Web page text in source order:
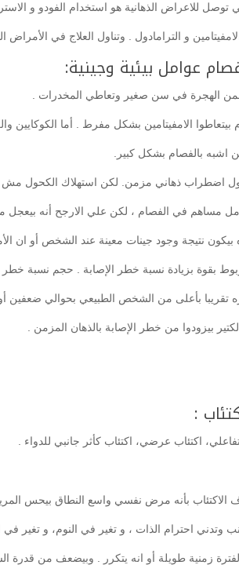
توصل للاعراض الذهانية هو استخدام الفودو و
و الترامادول . وتناول العلاج في الأمراض
عوامل بيئية وجينية:
الهجرة في سن صغير وتعاطي المخدرات .
الامفيتامين بشكل مفرط . أما الكوكايين
اشبه بالفصام بشكل كبير.
اضطراب ذهاني مزمن. لكن استهلاك الكحول مش
مساهم في الفصام ، لكن علي الارجح أنه
نتيجة وجود جينات معينة عند الشخص أو ان
بقوة بزيادة نسبة خطر الإصابة . حجم نسبة خطر
بأعلى من الشخص الطبيعي بحوالي ضعفين أو
بيزودوا من خطر الإصابة بالذهان المزمن .
:
اكتئاب عرضي، اكتئاب كأثر جانبي للدواء .
الاكتئاب بأنه مرض نفسي واسع النطاق بيحس
وتدني احترام الذات ، و تغير في النوم، و تغير
زمنية طويلة أو انه يتكرر . وبيضعف من قدرة